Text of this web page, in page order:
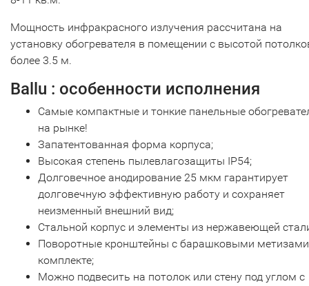
Мощность инфракрасного излучения рассчитана на
установку обогревателя в помещении с высотой
более 3.5 м.
Ballu : особенности исполнения
Самые компактные и тонкие панельные
на рынке!
Запатентованная форма корпуса;
Высокая степень пылевлагозащиты IP54;
Долговечное анодирование 25 мкм гарантирует
долговечную эффективную работу и сохраняет
неизменный внешний вид;
Стальной корпус и элементы из нержавеющей
Поворотные кронштейны с барашковыми
комплекте;
Можно подвесить на потолок или стену под углом с